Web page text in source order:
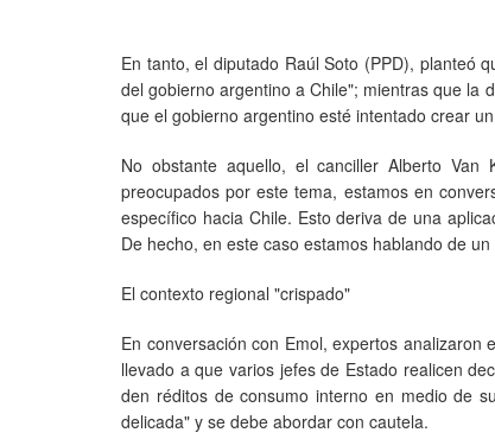
En tanto, el diputado Raúl Soto (PPD), planteó
del gobierno argentino a Chile"; mientras que la
que el gobierno argentino esté intentado crear
No obstante aquello, el canciller Alberto
preocupados por este tema, estamos en
específico hacia Chile. Esto deriva de una
De hecho, en este caso estamos hablando de
El contexto regional "crispado"
En conversación con Emol, expertos
llevado a que varios jefes de Estado realicen
den réditos de consumo interno en medio de
delicada" y se debe abordar con cautela.